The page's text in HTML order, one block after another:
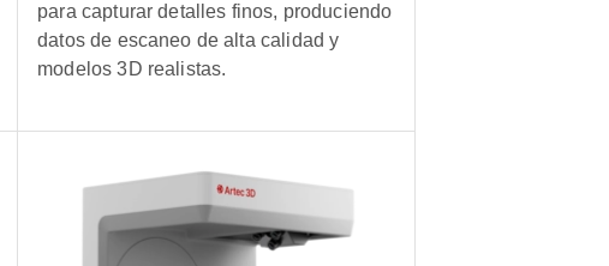
para capturar detalles finos, produciendo
datos de escaneo de alta calidad y
modelos 3D realistas.